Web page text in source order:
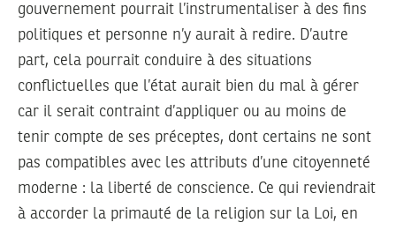
gouvernement pourrait l’instrumentaliser à des fins
politiques et personne n’y aurait à redire. D’autre
part, cela pourrait conduire à des situations
conflictuelles que l’état aurait bien du mal à gérer
car il serait contraint d’appliquer ou au moins de
tenir compte de ses préceptes, dont certains ne sont
pas compatibles avec les attributs d’une citoyenneté
moderne : la liberté de conscience. Ce qui reviendrait
à accorder la primauté de la religion sur la Loi, en